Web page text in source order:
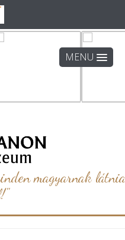
MENU
magyarnak látnia